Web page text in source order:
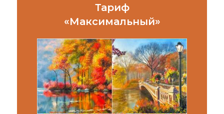
Тариф
«Максимальный»